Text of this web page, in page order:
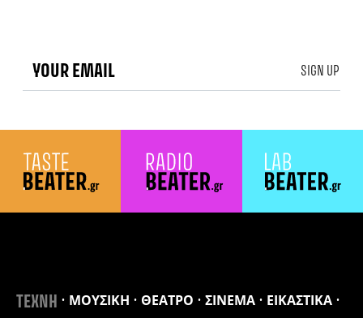
ΤΕΧΝΗ ΜΟΥΣΙΚΗ ΘΕΑΤΡΟ ΣΙΝΕΜΑ
ΕΙΚΑΣΤΙΚΑ
SIGN UP